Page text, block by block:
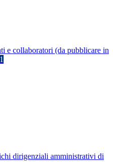
e collaboratori (da pubblicare in
dirigenziali amministrativi di